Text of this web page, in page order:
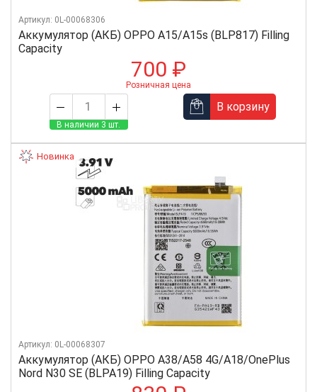
Аккумулятор (АКБ) OPPO A15/A15s (BLP817) Filling
Capacity
Артикул: 0L-00068306
700 ₽
Розничная цена
В наличии 3 шт.
В корзину
Новинка
Аккумулятор (АКБ) OPPO A38/A58 4G/A18/OnePlus
Nord N30 SE (BLPA19) Filling Capacity
Артикул: 0L-00068307